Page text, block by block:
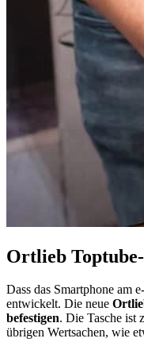
Ortlieb
Dass das Smartphone am
entwickelt. Die neue
befestigen. Die Tasche ist
übrigen Wertsachen, wie